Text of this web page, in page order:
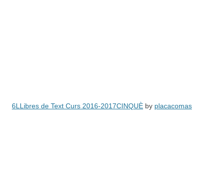
6LLibres de Text Curs 2016-2017CINQUÈ by placacomas